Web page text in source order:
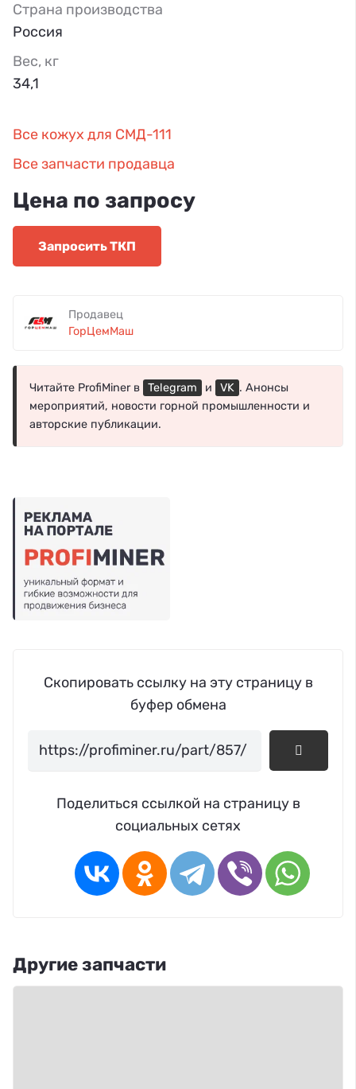
Страна производства
Россия
Вес, кг
34,1
Все кожух для СМД-111
Все запчасти продавца
Цена по запросу
Запросить ТКП
Продавец
ГорЦемМаш
Читайте ProfiMiner в Telegram и VK . Анонсы
мероприятий, новости горной промышленности и
авторские публикации.
Скопировать ссылку на эту страницу в
буфер обмена
Поделиться ссылкой на страницу в
социальных сетях
Другие запчасти